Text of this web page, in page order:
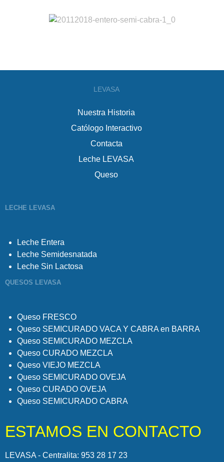
LEVASA
Nuestra Historia
Católogo Interactivo
Contacta
Leche LEVASA
Queso
LECHE LEVASA
Leche Entera
Leche Semidesnatada
Leche Sin Lactosa
QUESOS LEVASA
Queso FRESCO
Queso SEMICURADO VACA Y CABRA en BARRA
Queso SEMICURADO MEZCLA
Queso CURADO MEZCLA
Queso VIEJO MEZCLA
Queso SEMICURADO OVEJA
Queso CURADO OVEJA
Queso SEMICURADO CABRA
ESTAMOS EN CONTACTO
LEVASA - Centralita: 953 28 17 23